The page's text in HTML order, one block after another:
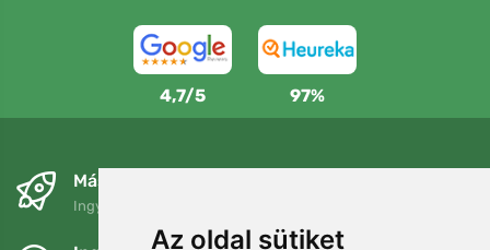
Az oldal sütiket
4,7/5 97%
Másnapra és ingyenesen
Ingyenes szállítás a következő összeg felett: 80 EUR